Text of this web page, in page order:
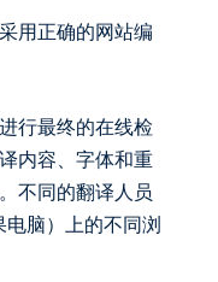
用正确的网站编
行最终的在线检
内容、字体和重
不同的翻译人员
脑）上的不同浏